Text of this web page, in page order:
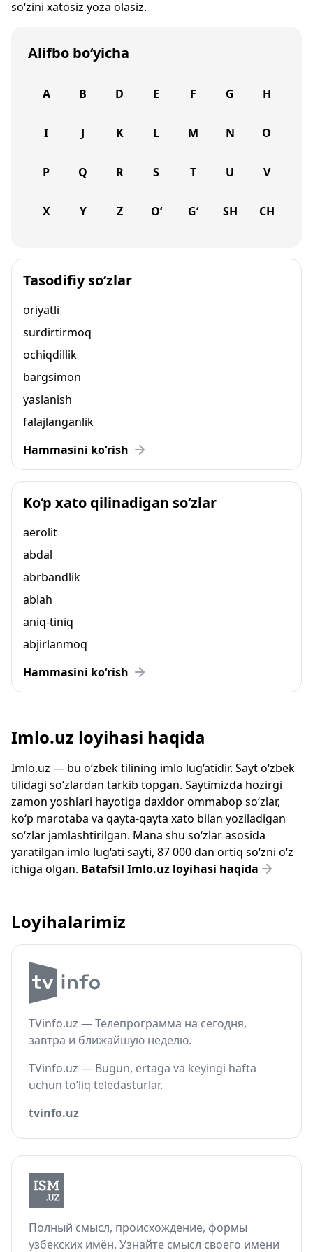
so‘zini xatosiz yoza olasiz.
Alifbo bo‘yicha
A B D E F G H
I J K L M N O
P Q R S T U V
X Y Z O‘ G‘ SH CH
Tasodifiy so‘zlar
oriyatli
surdirtirmoq
ochiqdillik
bargsimon
yaslanish
falajlanganlik
Hammasini ko‘rish
Ko‘p xato qilinadigan so‘zlar
aerolit
abdal
abrbandlik
ablah
aniq-tiniq
abjirlanmoq
Hammasini ko‘rish
Imlo.uz loyihasi haqida
Imlo.uz — bu o‘zbek tilining imlo lug‘atidir. Sayt o‘zbek
tilidagi so‘zlardan tarkib topgan. Saytimizda hozirgi
zamon yoshlari hayotiga daxldor ommabop so‘zlar,
ko‘p marotaba va qayta-qayta xato bilan yoziladigan
so‘zlar jamlashtirilgan. Mana shu so‘zlar asosida
yaratilgan imlo lug‘ati sayti, 87 000 dan ortiq so‘zni o‘z
ichiga olgan. Batafsil Imlo.uz loyihasi haqida
Loyihalarimiz
TVinfo.uz — Телепрограмма на сегодня,
завтра и ближайшую неделю.
TVinfo.uz — Bugun, ertaga va keyingi hafta
uchun to‘liq teledasturlar.
tvinfo.uz
Полный смысл, происхождение, формы
узбекских имён. Узнайте смысл своего имени